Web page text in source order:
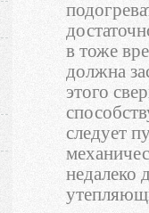
в тоже
должна
этого
следует
недалеко